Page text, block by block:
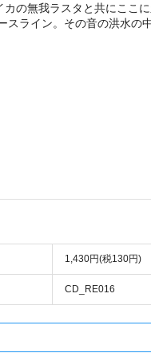
の無我ラスタと共にここ
スライン。その音の洪水
1,430円(税130円)
CD_RE016